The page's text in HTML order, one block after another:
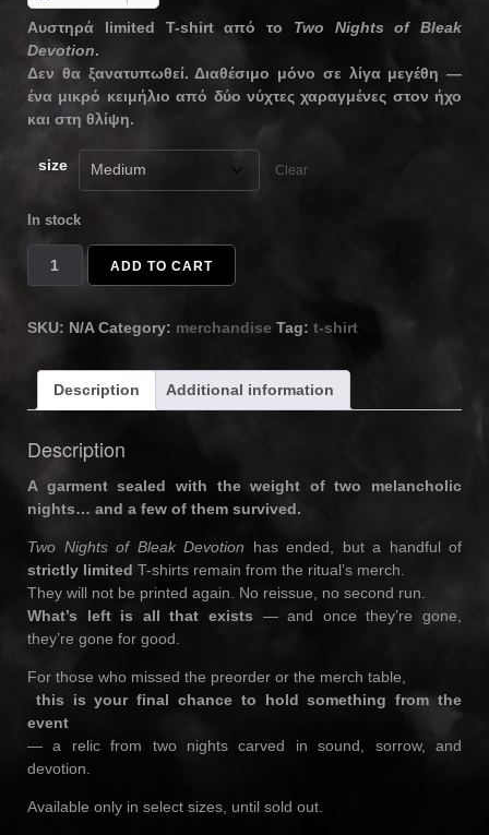
Αυστηρά limited T-shirt από το Two Nights of Bleak
Devotion.
Δεν θα ξανατυπωθεί. Διαθέσιμο μόνο σε λίγα μεγέθη —
ένα μικρό κειμήλιο από δύο νύχτες χαραγμένες στον ήχο
και στη θλίψη.
size Clear
In stock
Bleak
2025
shirt
pieces)
quantity
ADD TO CART
SKU: N/A Category: merchandise Tag: t-shirt
Description Additional information
Description
A garment sealed with the weight of two melancholic
nights… and a few of them survived.
Two Nights of Bleak Devotion has ended, but a handful of
strictly limited T-shirts remain from the ritual’s merch.
They will not be printed again. No reissue, no second run.
What’s left is all that exists — and once they’re gone,
they’re gone for good.
For those who missed the preorder or the merch table,
this is your final chance to hold something from the
event
— a relic from two nights carved in sound, sorrow, and
devotion.
Available only in select sizes, until sold out.